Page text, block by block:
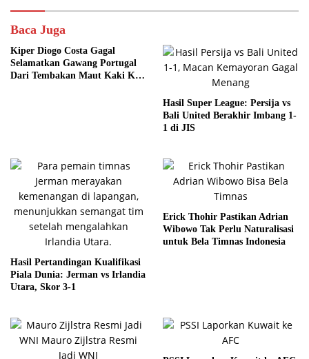
Baca Juga
Kiper Diogo Costa Gagal
Selamatkan Gawang Portugal
Dari Tembakan Maut Kaki Kiri
Hasil Super League: Persija vs
Bali United Berakhir Imbang 1-
1 di JIS
Hasil Pertandingan Kualifikasi
Piala Dunia: Jerman vs Irlandia
Utara, Skor 3-1
Erick Thohir Pastikan Adrian
Wibowo Tak Perlu Naturalisasi
untuk Bela Timnas Indonesia